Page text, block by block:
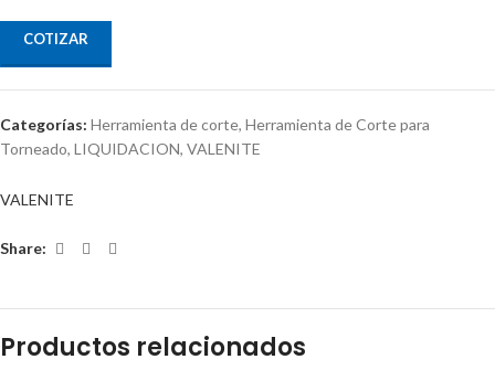
COTIZAR
Categorías: Herramienta de corte, Herramienta de Corte para
Torneado, LIQUIDACION, VALENITE
VALENITE
Share:
Productos relacionados